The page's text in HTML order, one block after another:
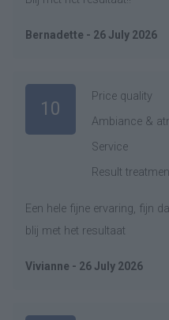
Bernadette - 26 July 2026
10
Price quality
Ambiance &
Service
Result
Een hele fijne ervaring, fijn
blij met het resultaat
Vivianne - 26 July 2026